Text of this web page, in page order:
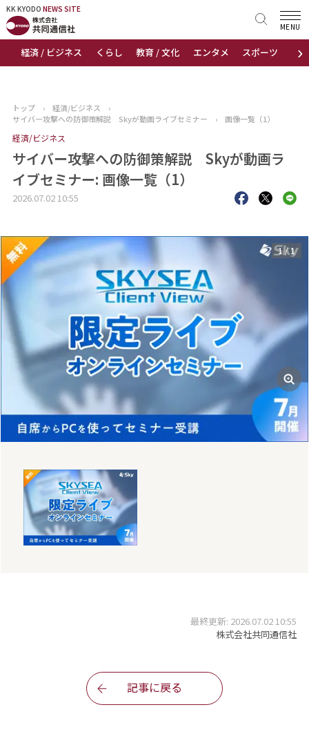
KK KYODO NEWS SITE
›
経済 / ビジネス くらし 教育 / 文化 エンタメ スポーツ 地域
MENU
KK KYODONEWS SITE
トップページ
ニュース
おすすめコンテンツ
出版物
トップ › 経済/ビジネス
›
サイバー攻撃への防御策解説 Skyが動画ライブセミナー
› 画像一覧（1）
経済/ビジネス
サイバー攻撃への防御策解説 Skyが動画ラ
イブセミナー: 画像一覧（1）
2026.07.02 10:55
1/1
最終更新: 2026.07.02 10:55
株式会社共同通信社
記事に戻る